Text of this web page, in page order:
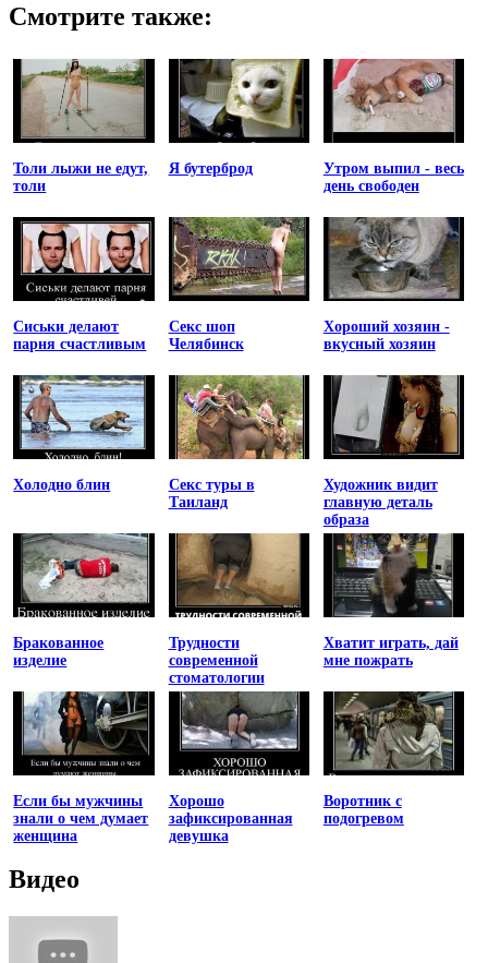
Смотрите также:
Толи лыжи не едут,
толи
Я бутерброд
Утром выпил - весь
день свободен
Сиськи делают
парня счастливым
Секс шоп
Челябинск
Хороший хозяин -
вкусный хозяин
Холодно блин
Секс туры в
Таиланд
Художник видит
главную деталь
образа
Бракованное
изделие
Трудности
современной
стоматологии
Хватит играть, дай
мне пожрать
Если бы мужчины
знали о чем думает
женщина
Хорошо
зафиксированная
девушка
Воротник с
подогревом
Видео